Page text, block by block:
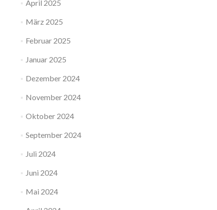
April 2025
März 2025
Februar 2025
Januar 2025
Dezember 2024
November 2024
Oktober 2024
September 2024
Juli 2024
Juni 2024
Mai 2024